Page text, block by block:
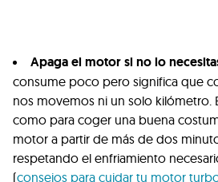
Apaga el motor si no lo
consume poco pero significa que
nos movemos ni un solo kilómetro.
como para coger una buena
motor a partir de más de dos
respetando el enfriamiento
(consejos para cuidar tu motor